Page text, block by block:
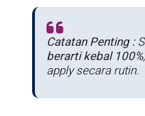
Catatan Penting :
berarti kebal 100%
apply secara rutin.